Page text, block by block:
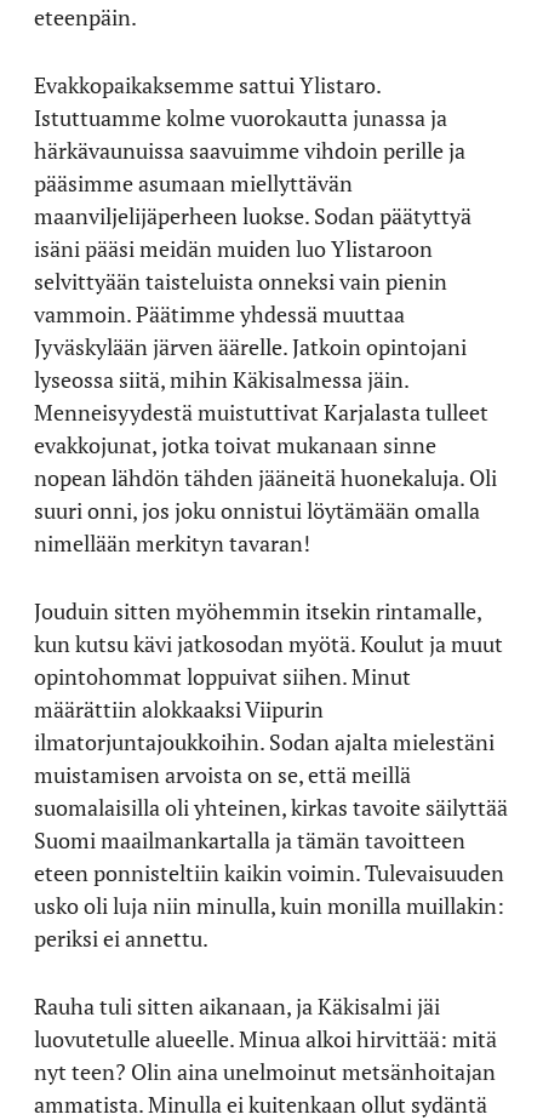
eteenpäin.
Evakkopaikaksemme sattui Ylistaro.
Istuttuamme kolme vuorokautta junassa ja
härkävaunuissa saavuimme vihdoin perille ja
pääsimme asumaan miellyttävän
maanviljelijäperheen luokse. Sodan päätyttyä
isäni pääsi meidän muiden luo Ylistaroon
selvittyään taisteluista onneksi vain pienin
vammoin. Päätimme yhdessä muuttaa
Jyväskylään järven äärelle. Jatkoin opintojani
lyseossa siitä, mihin Käkisalmessa jäin.
Menneisyydestä muistuttivat Karjalasta tulleet
evakkojunat, jotka toivat mukanaan sinne
nopean lähdön tähden jääneitä huonekaluja. Oli
suuri onni, jos joku onnistui löytämään omalla
nimellään merkityn tavaran!
Jouduin sitten myöhemmin itsekin rintamalle,
kun kutsu kävi jatkosodan myötä. Koulut ja muut
opintohommat loppuivat siihen. Minut
määrättiin alokkaaksi Viipurin
ilmatorjuntajoukkoihin. Sodan ajalta mielestäni
muistamisen arvoista on se, että meillä
suomalaisilla oli yhteinen, kirkas tavoite säilyttää
Suomi maailmankartalla ja tämän tavoitteen
eteen ponnisteltiin kaikin voimin. Tulevaisuuden
usko oli luja niin minulla, kuin monilla muillakin:
periksi ei annettu.
Rauha tuli sitten aikanaan, ja Käkisalmi jäi
luovutetulle alueelle. Minua alkoi hirvittää: mitä
nyt teen? Olin aina unelmoinut metsänhoitajan
ammatista. Minulla ei kuitenkaan ollut sydäntä